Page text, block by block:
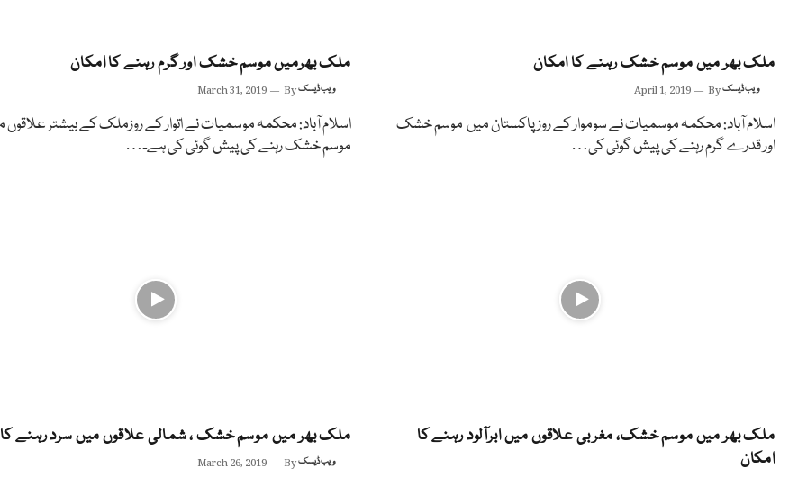
ملک بھر میں موسم خشک رہنے کا امکان
April 1, 2019 Byویب ڈیسک
اسلام آباد: محکمہ موسمیات نے سوموار کے روز پاکستان میں موسم خشک
اور قدرے گرم رہنے کی پیش گوئی کی…
ملک بھرمیں موسم خشک اور گرم رہنے کا امکان
March 31, 2019 Byویب ڈیسک
اسلام آباد: محکمہ موسمیات نے اتوار کے روزملک کے بیشتر علاقوں
موسم خشک رہنے کی پیش گوئی کی ہے۔…
ملک بھر میں موسم خشک، مغربی علاقوں میں ابرآلود رہنے کا
امکان
ملک بھر میں موسم خشک ، شمالی علاقوں میں سرد رہنے
March 26, 2019 Byویب ڈیسک